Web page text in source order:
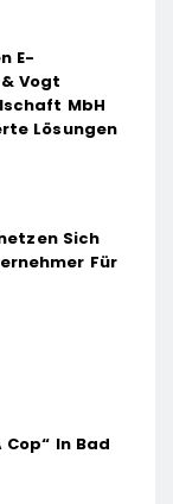
E-
Vogt
MbH
Lösungen
Sich
Für
Cop“ In Bad